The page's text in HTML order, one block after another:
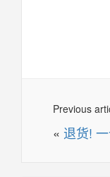
Previous
« 退货!